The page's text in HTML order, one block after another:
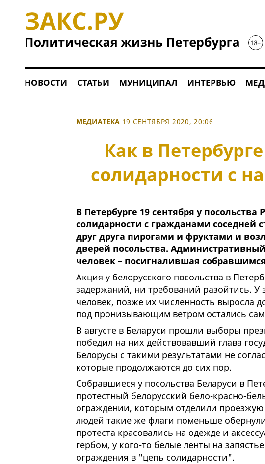
НОВОСТИ СТАТЬИ МУНИЦИПАЛ ИНТЕРВЬЮ
МЕДИАТЕКА 19 СЕНТЯБРЯ 2020, 20:06
Как в
солидарности с
В Петербурге 19 сентября у
солидарности с гражданами
друг друга пирогами и фруктами и
дверей посольства.
человек – посигналившая
Акция у белорусского посольства в
задержаний, ни требований разойтись. У
человек, позже их численность выросла
под пронизывающим ветром остались
В августе в Беларуси прошли выборы
победил на них действовавший глава
Белорусы с такими результатами не
которые продолжаются до сих пор.
Собравшиеся у посольства Беларуси в
протестный белорусский бело-красно-
ограждении, которым отделили
людей такие же флаги поменьше
протеста красовались на одежде и
гербом, у кого-то белые ленты на
ограждения в "цепь солидарности".